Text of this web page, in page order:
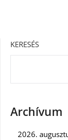
KERESÉS
Archívum
2026.